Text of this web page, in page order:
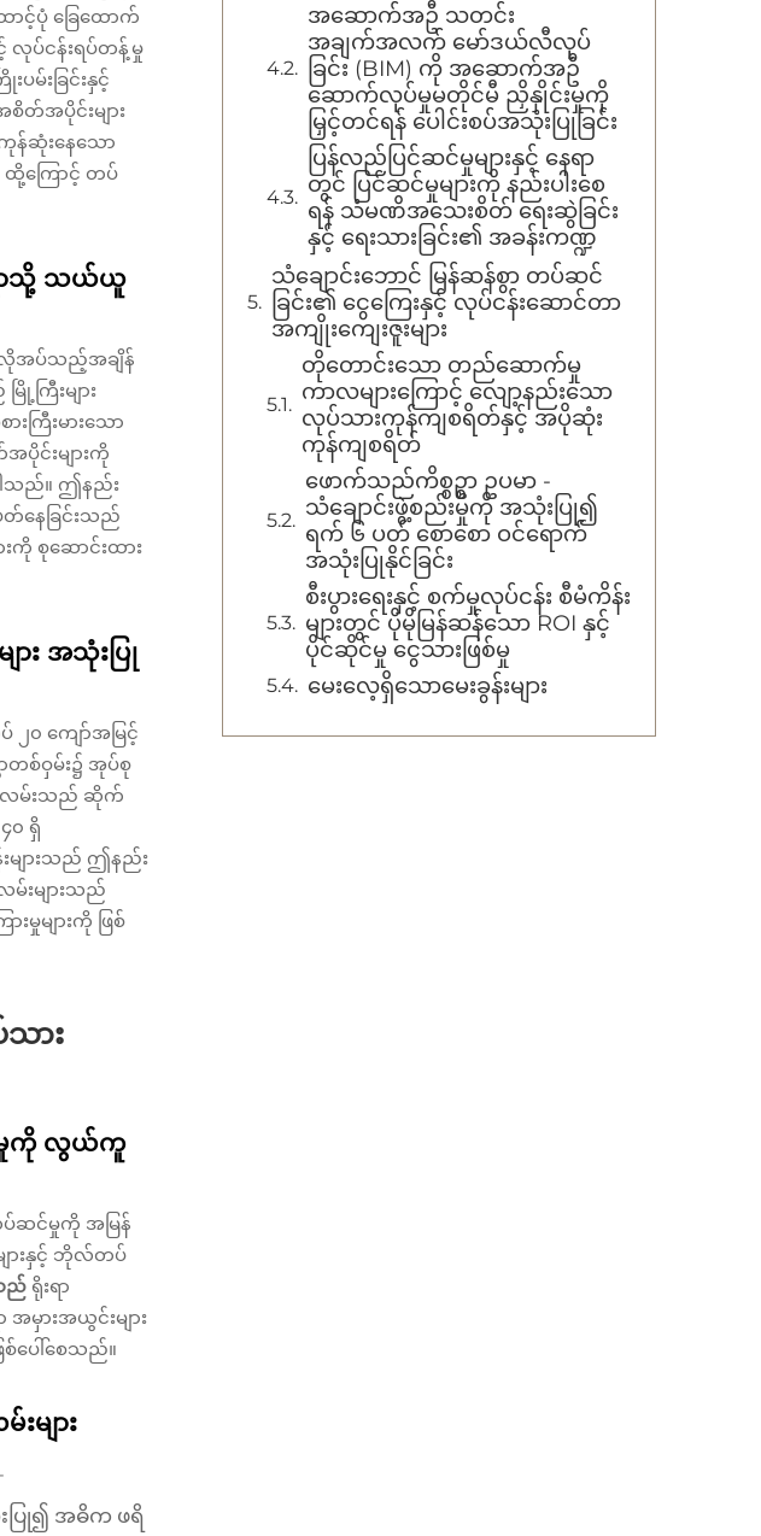
ာင့်ပုံ ခြေထောက်
လုပ်ငန်းရပ်တန့်မှု
မ်းခြင်းနှင့်
တ်အပိုင်းများ
န်ဆုံးနေသော
ထို့ကြောင့် တပ်
ရာသို့ သယ်ယူ
လိုအပ်သည့်အချိန်
ကြီးများ
ြီးမားသော
င်းများကို
ါသည်။ ဤနည်း
နေခြင်းသည်
းကို စုဆောင်းထား
ား အသုံးပြု
၀ ကျော်အမြင့်
တစ်ဝှမ်း၌ အုပ်စု
လမ်းသည် ဆိုက်
၀ ရှိ
ျားသည် ဤနည်း
းများသည်
မှုများကို ဖြစ်
ား
မှုကို လွယ်ကူ
ဆင်မှုကို အမြန်
ားနှင့် ဘိုလ်တပ်
ည် ရိုးရာ
မှားအယွင်းများ
စ်ပေါ်စေသည်။
များ
ပြု၍ အဓိက ဖရိ
အဆောက်အဦ သတင်း
အချက်အလက် မော်ဒယ်လီလုပ်
ခြင်း (BIM) ကို အဆောက်အဦ
ဆောက်လုပ်မှုမတိုင်မီ ညှိနှိုင်းမှုကို
မြှင့်တင်ရန် ပေါင်းစပ်အသုံးပြုခြင်း
ပြန်လည်ပြင်ဆင်မှုများနှင့် နေရာ
တွင် ပြင်ဆင်မှုများကို နည်းပါးစေ
ရန် သံမဏိအသေးစိတ် ရေးဆွဲခြင်း
နှင့် ရေးသားခြင်း၏ အခန်းကဏ္ဍ
သံချောင်းဘောင် မြန်ဆန်စွာ တပ်ဆင်
ခြင်း၏ ငွေကြေးနှင့် လုပ်ငန်းဆောင်တာ
အကျိုးကျေးဇူးများ
တိုတောင်းသော တည်ဆောက်မှု
ကာလများကြောင့် လျော့နည်းသော
လုပ်သားကုန်ကျစရိတ်နှင့် အပိုဆုံး
ကုန်ကျစရိတ်
ဖောက်သည်ကိစ္စဥ္စာ ဥပမာ -
သံချောင်းဖွဲ့စည်းမှုကို အသုံးပြု၍
ရက် ၆ ပတ် စောစော ဝင်ရောက်
အသုံးပြုနိုင်ခြင်း
စီးပွားရေးနှင့် စက်မှုလုပ်ငန်း စီမံကိန်း
များတွင် ပိုမိုမြန်ဆန်သော ROI နှင့်
ပိုင်ဆိုင်မှု ငွေသားဖြစ်မှု
မေးလေ့ရှိသောမေးခွန်းများ